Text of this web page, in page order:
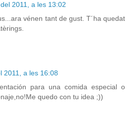
2011, a les 13:02
vénen tant de gust. T´ha quedat
2011, a les 16:08
para una comida especial o
quedo con tu idea ;))